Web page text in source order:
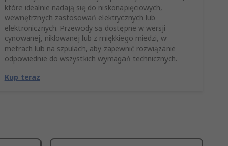
które idealnie nadają się do niskonapięciowych,
wewnętrznych zastosowań elektrycznych lub
elektronicznych. Przewody są dostępne w wersji
cynowanej, niklowanej lub z miękkiego miedzi, w
metrach lub na szpulach, aby zapewnić rozwiązanie
odpowiednie do wszystkich wymagań technicznych.
Kup teraz